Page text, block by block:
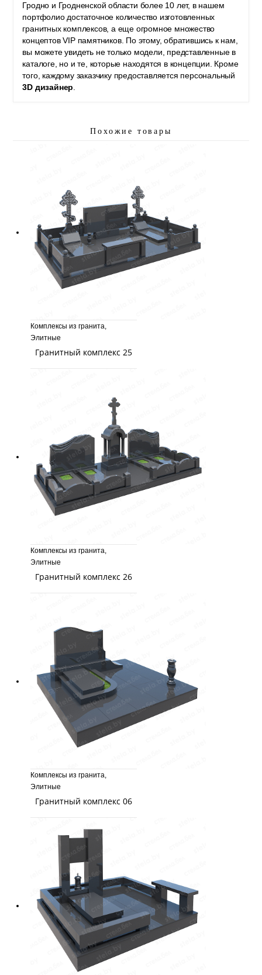
Гродно и Гродненской области более 10 лет, в нашем
портфолио достаточное количество изготовленных
гранитных комплексов, а еще огромное множество
концептов VIP памятников. По этому, обратившись к нам,
вы можете увидеть не только модели, представленные в
каталоге, но и те, которые находятся в концепции. Кроме
того, каждому заказчику предоставляется персональный
3D дизайнер.
Похожие товары
Комплексы из гранита,
Элитные
Гранитный комплекс 25
Комплексы из гранита,
Элитные
Гранитный комплекс 26
Комплексы из гранита,
Элитные
Гранитный комплекс 06